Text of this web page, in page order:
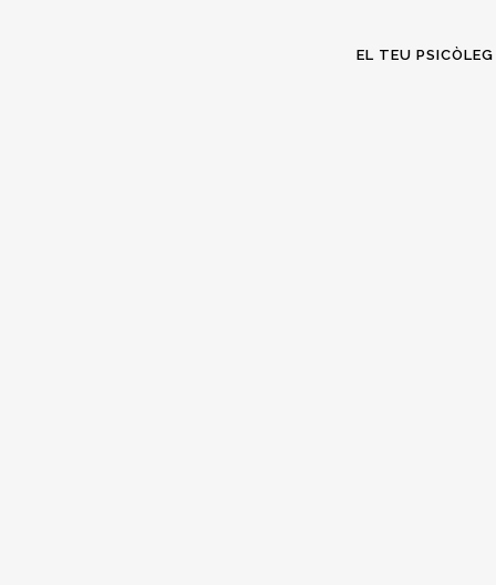
EL TEU